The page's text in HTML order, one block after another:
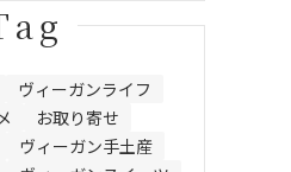
ヴィーガンライフ
お取り寄せ
ヴィーガン手土産